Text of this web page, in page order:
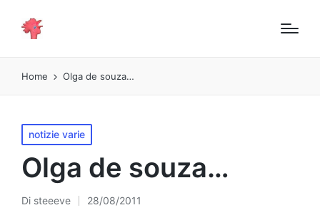
Home Olga de souza…
Pubblicato
in
notizie varie
Olga de souza…
Pubblicato
Di steeeve 28/08/2011